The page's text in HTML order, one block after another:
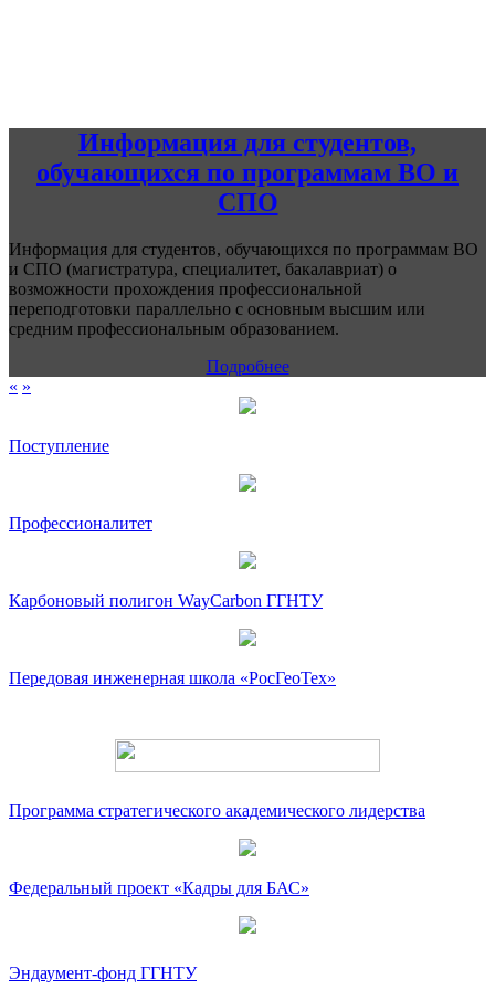
Информация для студентов,
обучающихся по программам ВО и
СПО
Информация для студентов, обучающихся по программам ВО
и СПО (магистратура, специалитет, бакалавриат) о
возможности прохождения профессиональной
переподготовки параллельно с основным высшим или
средним профессиональным образованием.
Подробнее
« »
Поступление
Профессионалитет
Карбоновый полигон WayCarbon ГГНТУ
Передовая инженерная школа «РосГеоТех»
Программа стратегического академического лидерства
Федеральный проект «Кадры для БАС»
Эндаумент-фонд ГГНТУ